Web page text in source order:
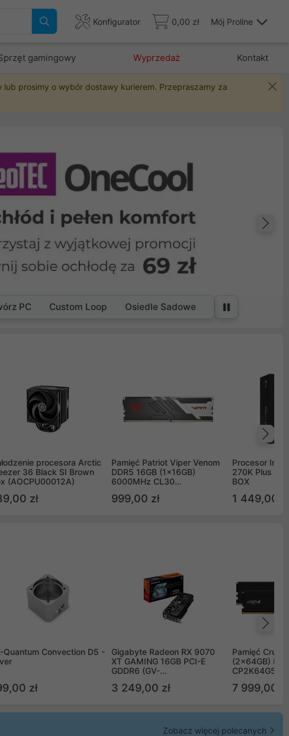
Konfigurator 0,00 zł Mój Proline
gamingowy Wyprzedaż Kontakt
prosimy o wybór dostawy kurierem. Przepraszamy za
PC Custom Loop Osiedle Sadowe
procesora Arctic
36 Black SI Brown
(AOCPU00012A)
zł
Pamięć Patriot Viper Venom
DDR5 16GB (1x16GB)
6000MHz CL30
999,00 zł
Procesor Intel
270K Plus
BOX
1 449,00 zł
Quantum Convection D5 -
zł
Gigabyte Radeon RX 9070
XT GAMING 16GB PCI-E
GDDR6 (GV-
3 249,00 zł
Pamięć
(2x64GB)
7 999,00 zł
Zobacz więcej polecanych